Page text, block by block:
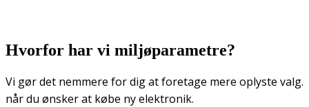
Hvorfor har vi miljøparametre?
Vi gør det nemmere for dig at foretage mere oplyste valg.
når du ønsker at købe ny elektronik.